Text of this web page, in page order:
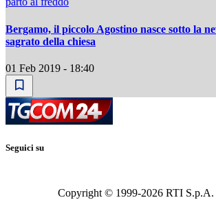
Bergamo, il piccolo Agostino nasce sotto la
sagrato della chiesa
01 Feb 2019 - 18:40
Seguici su
Copyright © 1999-2026 RTI S.p.A.